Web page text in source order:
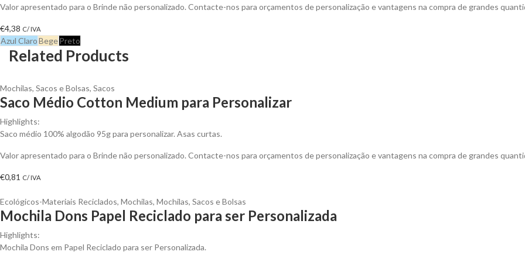
Valor apresentado para o Brinde não personalizado. Contacte-nos para orçamentos de personalização e vantagens na compra de grandes
€4,38 C/ IVA
Azul ClaroBegePreto
Related Products
Mochilas, Sacos e Bolsas, Sacos
Saco Médio Cotton Medium para Personalizar
Highlights:
Saco médio 100% algodão 95g para personalizar. Asas curtas.
Valor apresentado para o Brinde não personalizado. Contacte-nos para orçamentos de personalização e vantagens na compra de grandes
€0,81 C/ IVA
Ecológicos-Materiais Reciclados, Mochilas, Mochilas, Sacos e Bolsas
Mochila Dons Papel Reciclado para ser Personalizada
Highlights:
Mochila Dons em Papel Reciclado para ser Personalizada.